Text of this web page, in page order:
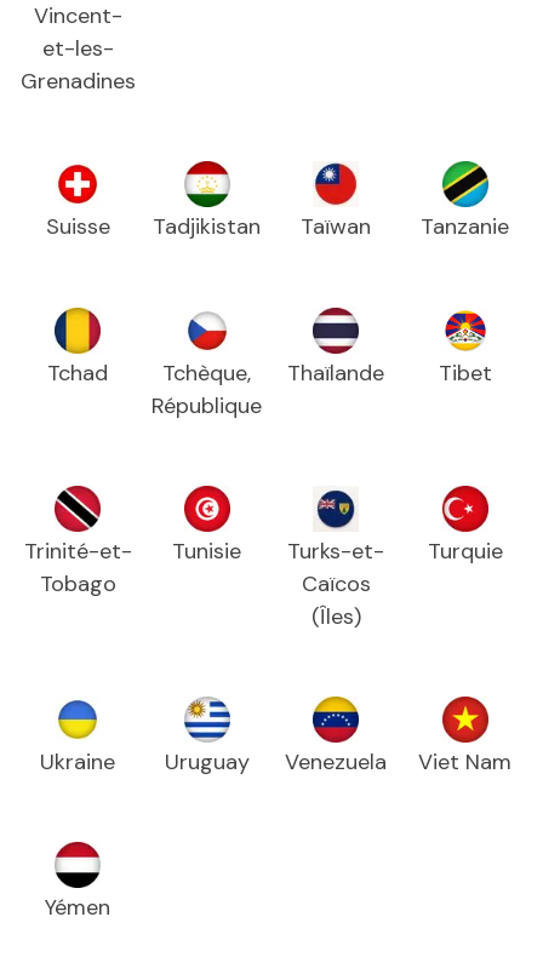
Vincent-
et-les-
Grenadines
Suisse Tadjikistan Taïwan Tanzanie
Tchad
Tchèque,
République
Thaïlande Tibet
Trinité-et-
Tobago
Tunisie
Turks-et-
Caïcos
(Îles)
Turquie
Ukraine Uruguay Venezuela Viet Nam
Yémen